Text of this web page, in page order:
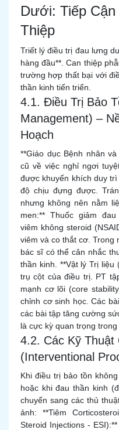
Dưới: Tiếp
Thiệp
Triết lý điều trị đau lưng
hàng đầu**. Can thiệp
trường hợp thất bại với
thần kinh tiến triển.
4.1. Điều Trị Bảo
Management) –
Hoạch
**Giáo dục Bệnh nhân
cũ về việc nghỉ ngơi
được khuyến khích duy
độ chịu đựng được.
nhưng không nên nằm
men:** Thuốc giảm đau
viêm không steroid
viêm và co thắt cơ. Trong
bác sĩ có thể cân nhắc
thần kinh. **Vật lý Trị liệu
trụ cột của điều trị. PT
mạnh cơ lõi (core
chỉnh cơ sinh học. Các
các bài tập tăng cường
là cực kỳ quan trọng
4.2. Các Kỹ Thuật
(Interventional
Khi điều trị bảo tồn
hoặc khi đau thần kinh
chuyển sang các thủ
ảnh: **Tiêm
Steroid Injections -